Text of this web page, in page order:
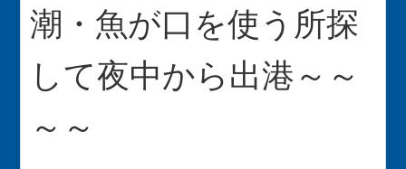
潮・魚が口を使う所探
して夜中から出港～～
～～